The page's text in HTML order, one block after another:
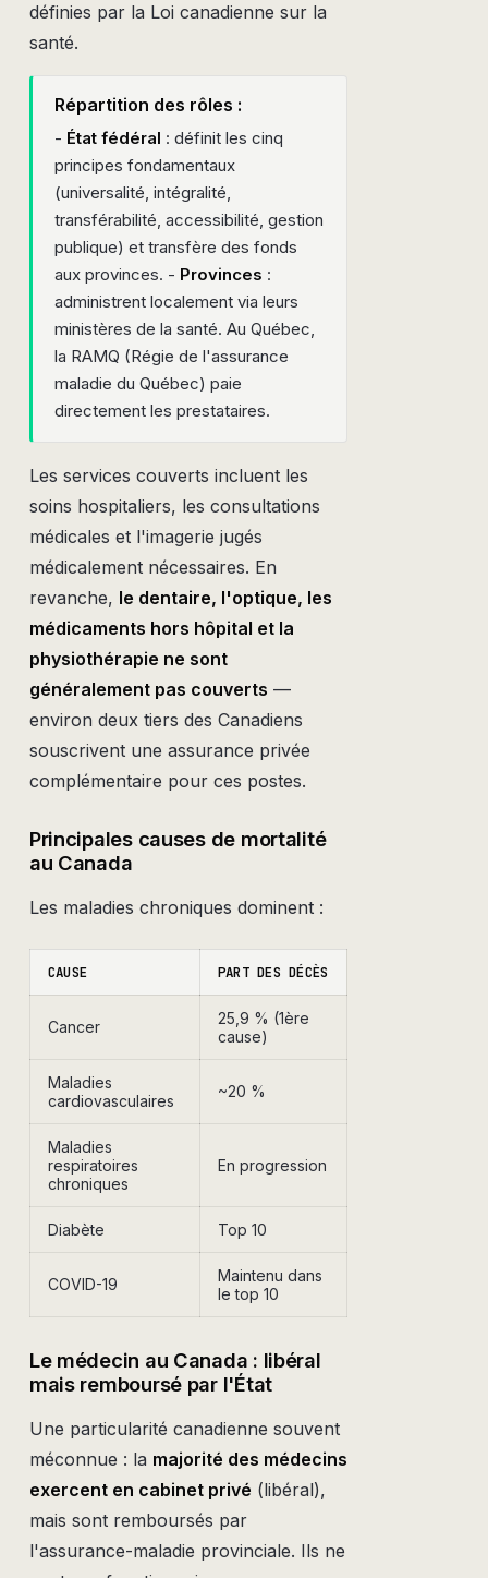
définies par la Loi canadienne sur la
santé.
Répartition des rôles :
- État fédéral : définit les cinq
principes fondamentaux
(universalité, intégralité,
transférabilité, accessibilité, gestion
publique) et transfère des fonds
aux provinces. - Provinces :
administrent localement via leurs
ministères de la santé. Au Québec,
la RAMQ (Régie de l'assurance
maladie du Québec) paie
directement les prestataires.
Les services couverts incluent les
soins hospitaliers, les consultations
médicales et l'imagerie jugés
médicalement nécessaires. En
revanche, le dentaire, l'optique, les
médicaments hors hôpital et la
physiothérapie ne sont
généralement pas couverts —
environ deux tiers des Canadiens
souscrivent une assurance privée
complémentaire pour ces postes.
Principales causes de mortalité
au Canada
Les maladies chroniques dominent :
CAUSE PART DES DÉCÈS
Cancer
25,9 % (1ère
cause)
Maladies
cardiovasculaires
~20 %
Maladies
respiratoires
chroniques
En progression
Diabète Top 10
COVID-19
Maintenu dans
le top 10
Le médecin au Canada : libéral
mais remboursé par l'État
Une particularité canadienne souvent
méconnue : la majorité des médecins
exercent en cabinet privé (libéral),
mais sont remboursés par
l'assurance-maladie provinciale. Ils ne